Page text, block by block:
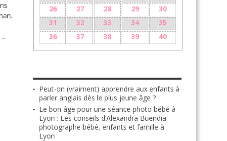
26
27 28 29
30
31
32 33 34
35
36
37 38 39 40
Peut-on (vraiment) apprendre aux enfants à
parler anglais dès le plus jeune âge ?
Le bon âge pour une séance photo bébé à
Lyon : Les conseils d’Alexandra Buendia
photographe bébé, enfants et famille à
Lyon